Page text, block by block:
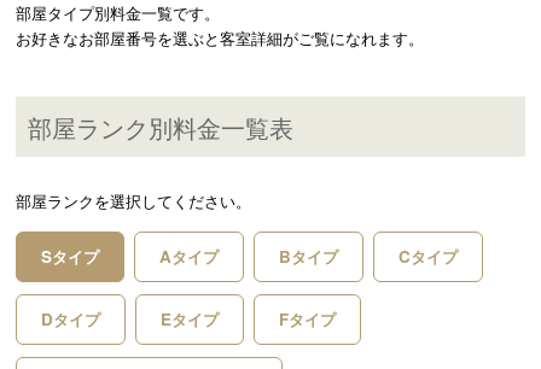
部屋タイプ別料金一覧です。
部屋ランク別料金一覧表
部屋ランクを選択してください。
Sタイプ Aタイプ Bタイプ Cタイプ
Dタイプ Eタイプ Fタイプ